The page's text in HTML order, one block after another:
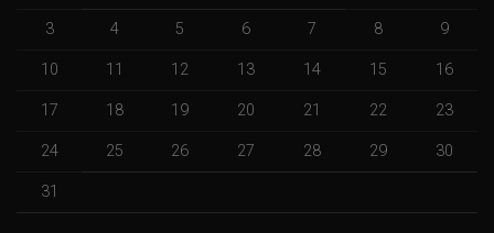
3 4 5 6 7 8 9
10 11 12 13 14 15 16
17 18 19 20 21 22 23
24 25 26 27 28 29 30
31